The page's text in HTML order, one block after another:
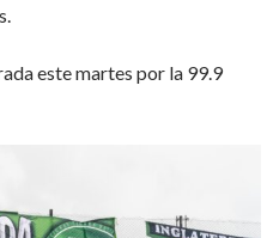
este martes por la 99.9